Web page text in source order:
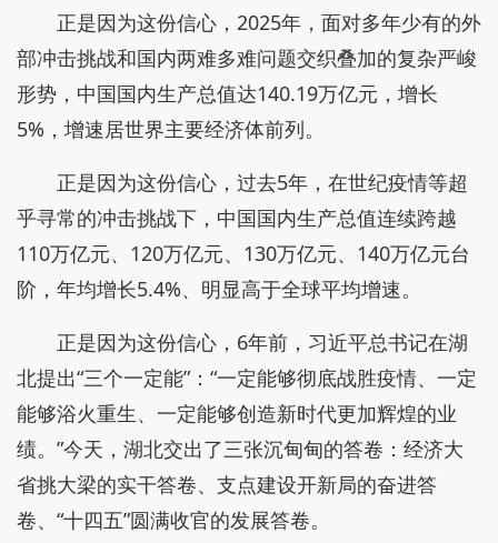
正是因为这份信心，2025年，面对多年少有的外
部冲击挑战和国内两难多难问题交织叠加的复杂严峻
形势，中国国内生产总值达140.19万亿元，增长
5%，增速居世界主要经济体前列。
正是因为这份信心，过去5年，在世纪疫情等超
乎寻常的冲击挑战下，中国国内生产总值连续跨越
110万亿元、120万亿元、130万亿元、140万亿元台
阶，年均增长5.4%、明显高于全球平均增速。
正是因为这份信心，6年前，习近平总书记在湖
北提出“三个一定能”：“一定能够彻底战胜疫情、一定
能够浴火重生、一定能够创造新时代更加辉煌的业
绩。”今天，湖北交出了三张沉甸甸的答卷：经济大
省挑大梁的实干答卷、支点建设开新局的奋进答
卷、“十四五”圆满收官的发展答卷。